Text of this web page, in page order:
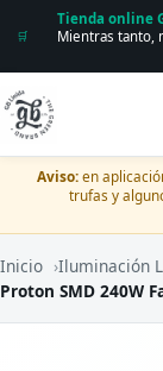
🛒
Tienda online
Mientras tanto,
Aviso:en
trufas y
Inicio ›Iluminación
Proton SMD 240W